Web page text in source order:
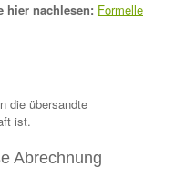
hier nachlesen: Formelle
die übersandte
ist.
Abrechnung